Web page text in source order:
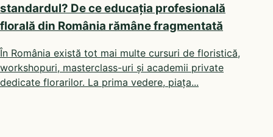
standardul? De ce educația profesională
florală din România rămâne fragmentată
În România există tot mai multe cursuri de floristică,
workshopuri, masterclass-uri și academii private
dedicate florarilor. La prima vedere, piața...